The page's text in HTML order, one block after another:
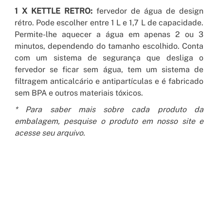
1 X KETTLE RETRO: fervedor de água de design
rétro. Pode escolher entre 1 L e 1,7 L de capacidade.
Permite-lhe aquecer a água em apenas 2 ou 3
minutos, dependendo do tamanho escolhido. Conta
com um sistema de segurança que desliga o
fervedor se ficar sem água, tem um sistema de
filtragem anticalcário e antipartículas e é fabricado
sem BPA e outros materiais tóxicos.
* Para saber mais sobre cada produto da
embalagem, pesquise o produto em nosso site e
acesse seu arquivo.